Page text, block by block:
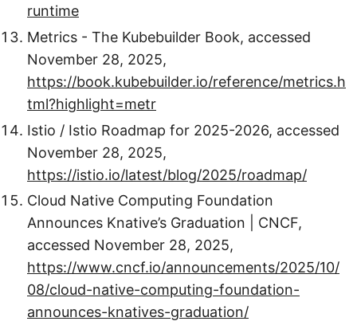
runtime
Metrics - The Kubebuilder Book, accessed
November 28, 2025,
https://book.kubebuilder.io/reference/metrics.h
tml?highlight=metr
Istio / Istio Roadmap for 2025-2026, accessed
November 28, 2025,
https://istio.io/latest/blog/2025/roadmap/
Cloud Native Computing Foundation
Announces Knative’s Graduation | CNCF,
accessed November 28, 2025,
https://www.cncf.io/announcements/2025/10/
08/cloud-native-computing-foundation-
announces-knatives-graduation/